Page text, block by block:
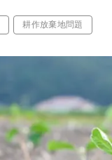
耕作放棄地問題